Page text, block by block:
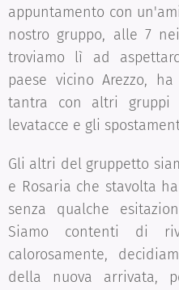
appuntamento con
nostro gruppo, alle 7
troviamo lì ad
paese vicino Arezzo,
tantra con altri
levatacce e gli
Gli altri del gruppetto
e Rosaria che stavolta
senza qualche
Siamo contenti di
calorosamente,
della nuova arrivata,